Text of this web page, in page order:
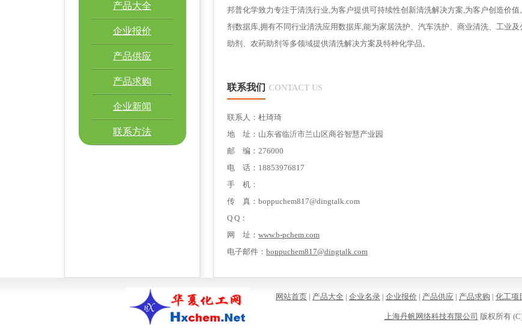
产品大全
企业报价
产品供应
产品求购
企业新闻
联系方法
邦普化学致力专注于清洗行业,为客户提供可持续性创新清洗解决方案,为客户创造价
剂数据库,拥有不同行业清洗应用数据库,能为家居洗护、汽车洗护、商业清洗、工业
助剂、农药助剂等多领域提供清洗解决方案及特种化学品。
联系我们 CONTACT US
联系人：杜琦琦
地 址：山东省临沂市兰山区商谷智慧产业园
邮 编：276000
电 话：18853976817
手 机：
传 真：boppuchem817@dingtalk.com
Q Q：
网 址： www.b-pchem.com
电子邮件： boppuchem817@dingtalk.com
网站首页 | 产品大全 | 企业名录 | 企业报价 | 产品供应 | 产品求购 | 化工项
上海丹帆网络科技有限公司 版权所有